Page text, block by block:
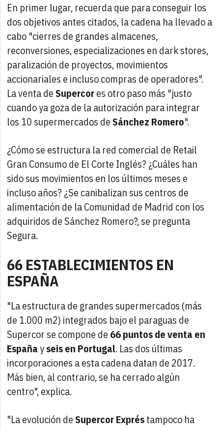
En primer lugar, recuerda que para conseguir los
dos objetivos antes citados, la cadena ha llevado a
cabo "cierres de grandes almacenes,
reconversiones, especializaciones en dark stores,
paralización de proyectos, movimientos
accionariales e incluso compras de operadores".
La venta deSupercores otro paso más "justo
cuando ya goza de la autorización para integrar
los 10 supermercados deSánchez Romero".
¿Cómo se estructura la red comercial de Retail
Gran Consumo de El Corte Inglés? ¿Cuáles han
sido sus movimientos en los últimos meses e
incluso años? ¿Se canibalizan sus centros de
alimentación de la Comunidad de Madrid con los
adquiridos de Sánchez Romero?, se pregunta
Segura.
66 ESTABLECIMIENTOS EN
ESPAÑA
"La estructura de grandes supermercados (más
de 1.000 m2) integrados bajo el paraguas de
Supercor se compone de 66 puntos de venta en
Españayseis en Portugal. Las dos últimas
incorporaciones a esta cadena datan de 2017.
Más bien, al contrario, se ha cerrado algún
centro", explica.
"La evolución deSupercor Expréstampoco ha